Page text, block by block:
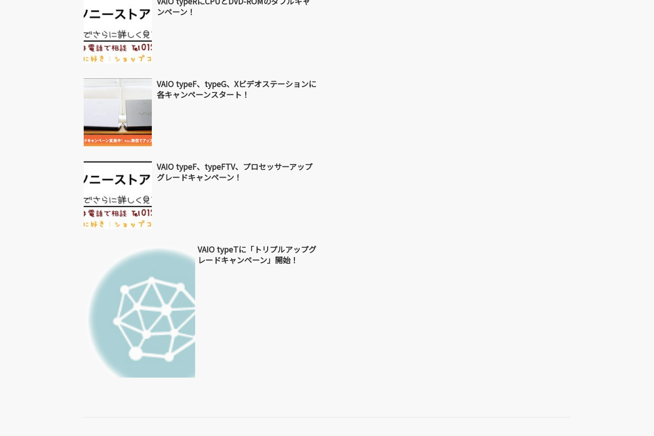
ンペーン！
VAIO typeF、typeG、Xビデオステーションに
各キャンペーンスタート！
VAIO typeF、typeFTV、プロセッサーアップ
グレードキャンペーン！
VAIO typeTに「トリプルアップグ
レードキャンペーン」開始！